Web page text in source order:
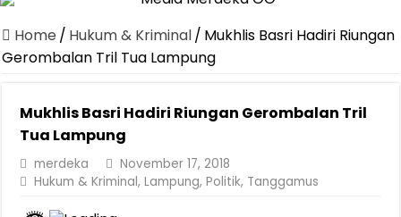
Home / Hukum & Kriminal/ Mukhlis Basri Hadiri Riungan
Gerombalan Tril Tua Lampung
Mukhlis Basri Hadiri Riungan Gerombalan Tril
Tua Lampung
merdeka
November 17, 2018
Hukum & Kriminal,Lampung,Politik, Tanggamus